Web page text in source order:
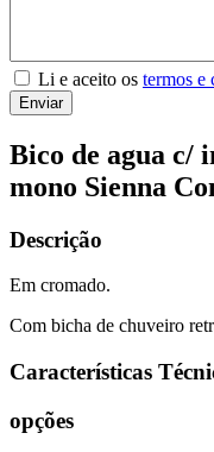
Li e aceito os termos e
Enviar
Bico de agua
mono Sienna
Descrição
Em cromado.
Com bicha de chuveiro
Características
opções